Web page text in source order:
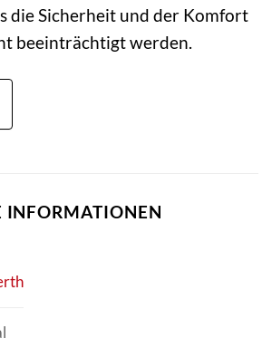
die Sicherheit und der Komfort
beeinträchtigt werden.
INFORMATIONEN